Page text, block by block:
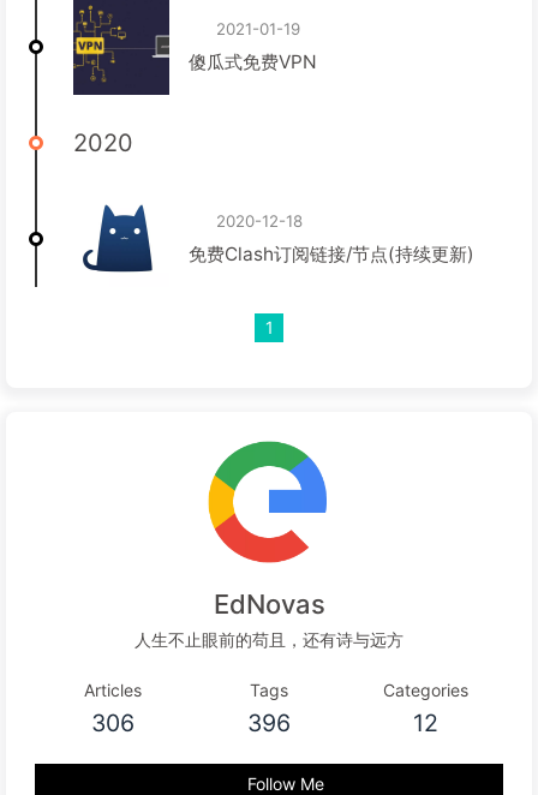
2021-01-19
傻瓜式免费VPN
2020
2020-12-18
免费Clash订阅链接/节点(持续更新)
1
EdNovas
人生不止眼前的苟且，还有诗与远方
Articles
306
Tags
396
Categories
12
Follow Me